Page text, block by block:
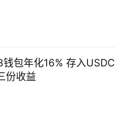
包年化16% 存入USDC
份收益